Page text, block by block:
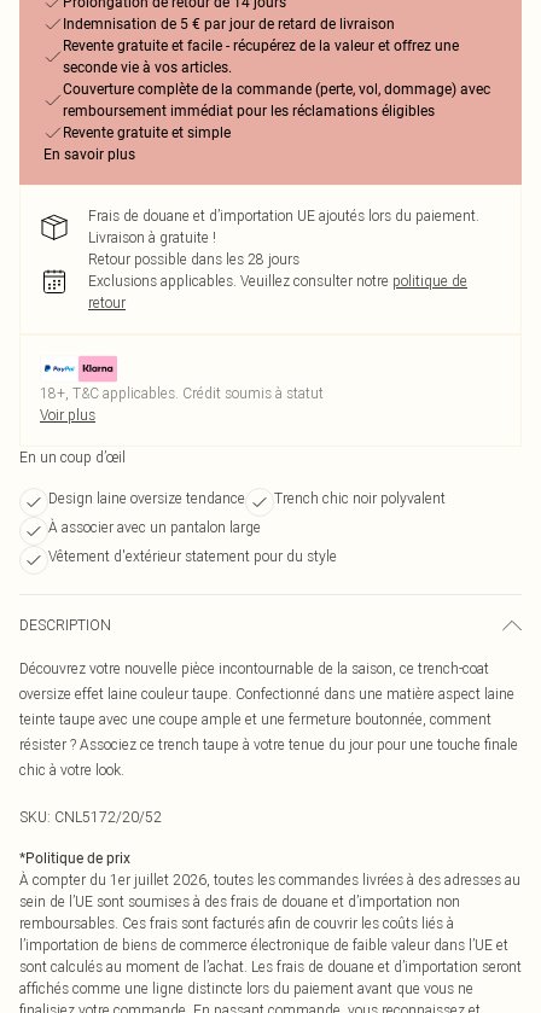
Indemnisation de 5 € par jour de retard de livraison
Revente gratuite et facile - récupérez de la valeur et offrez une
seconde vie à vos articles.
Couverture complète de la commande (perte, vol, dommage) avec
remboursement immédiat pour les réclamations éligibles
Revente gratuite et simple
En savoir plus
Frais de douane et d’importation UE ajoutés lors du paiement.
Livraison à gratuite !
Retour possible dans les 28 jours
Exclusions applicables. Veuillez consulter notre politique de
retour
18+, T&C applicables. Crédit soumis à statut
Voir plus
En un coup d’œil
Design laine oversize tendance
Trench chic noir polyvalent
À associer avec un pantalon large
Vêtement d'extérieur statement pour du style
DESCRIPTION
Découvrez votre nouvelle pièce incontournable de la saison, ce trench-coat
oversize effet laine couleur taupe. Confectionné dans une matière aspect laine
teinte taupe avec une coupe ample et une fermeture boutonnée, comment
résister ? Associez ce trench taupe à votre tenue du jour pour une touche finale
chic à votre look.
SKU: CNL5172/20/52
*Politique de prix
À compter du 1er juillet 2026, toutes les commandes livrées à des adresses au
sein de l’UE sont soumises à des frais de douane et d’importation non
remboursables. Ces frais sont facturés afin de couvrir les coûts liés à
l’importation de biens de commerce électronique de faible valeur dans l’UE et
sont calculés au moment de l’achat. Les frais de douane et d’importation seront
affichés comme une ligne distincte lors du paiement avant que vous ne